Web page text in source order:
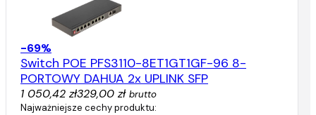
-69%
Switch POE PFS3110-8ET1GT1GF-96 8-
PORTOWY DAHUA 2x UPLINK SFP
1 050,42 zł329,00 zł brutto
Najważniejsze cechy produktu: